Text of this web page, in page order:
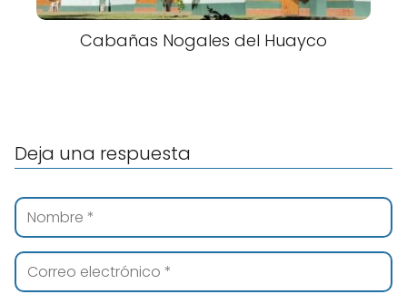
Cabañas Nogales del Huayco
Deja una respuesta